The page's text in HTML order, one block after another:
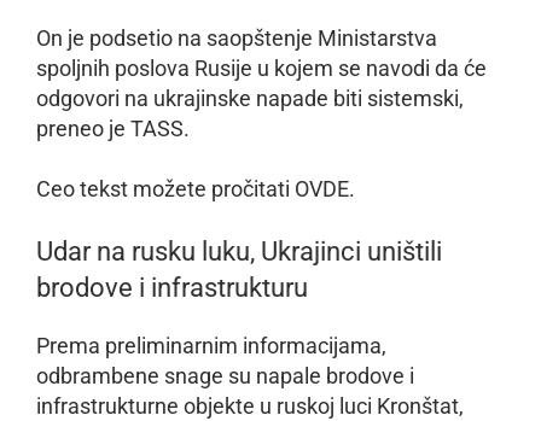
On je podsetio na saopštenje Ministarstva
spoljnih poslova Rusije u kojem se navodi da će
odgovori na ukrajinske napade biti sistemski,
preneo je TASS.
Ceo tekst možete pročitati OVDE.
Udar na rusku luku, Ukrajinci uništili
brodove i infrastrukturu
Prema preliminarnim informacijama,
odbrambene snage su napale brodove i
infrastrukturne objekte u ruskoj luci Kronštat,